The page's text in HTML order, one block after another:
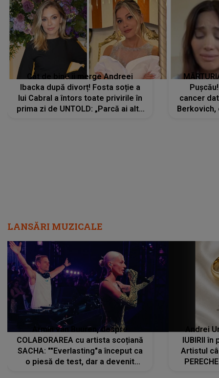
Cât de bine îi merge Andreei
Ibacka după divorț! Fosta soție a
lui Cabral a întors toate privirile în
prima zi de UNTOLD: „Parcă ai altă
cancer
Berkovich,
LANSĂRI MUZICALE
Armin van Buuren, despre
COLABORAREA cu artista scoțiană
SACHA: ""Everlasting"a început ca
o piesă de test, dar a devenit
Andrei
IUBIRII
Artistul